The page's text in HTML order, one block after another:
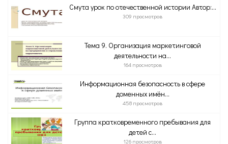
Смута урок по отечественной истории Автор:...
309 просмотров
Тема 9. Организация маркетинговой
деятельности на...
164 просмотров
Информационная безопасность в сфере
доменных имён...
458 просмотров
Группа кратковременного пребывания для
детей с...
126 просмотров